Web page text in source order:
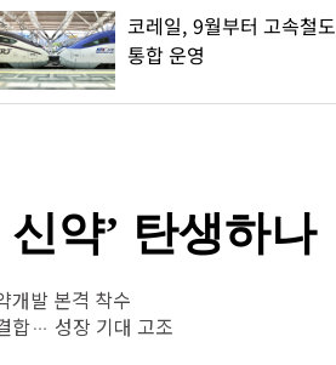
코레일, 9월부터 고속철도
통합 운영
약’ 탄생하나
개발 본격 착수
합… 성장 기대 고조